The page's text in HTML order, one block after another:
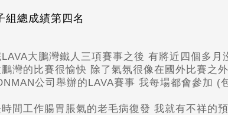
組總成績第四名
大鵬灣鐵人三項賽事之後 有將近四個多月
灣的比賽很愉快 除了氣氛很像在國外比賽之
公司舉辦的LAVA賽事 我每場都會參加
間工作腸胃脹氣的老毛病復發 我就有不祥的